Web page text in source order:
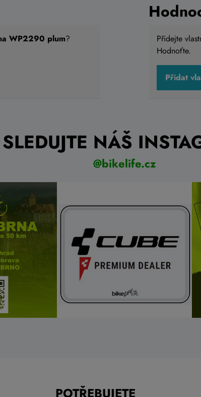
WP2290 plum?
Přidejte
Hodnoťte.
Přidat
SLEDUJTE NÁŠ
@bikelife.cz
POTŘEBUJETE